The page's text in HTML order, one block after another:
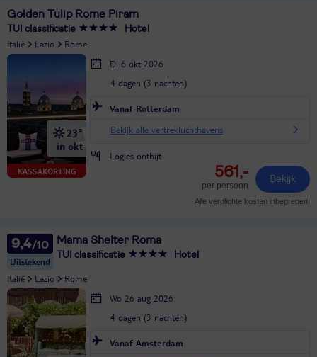
Golden Tulip Rome Piram
TUI classificatie Hotel
Italië Lazio Rome
KASSAKORTING
23°
in okt
Di 6 okt 2026
4 dagen (3 nachten)
Vanaf Rotterdam
Bekijk alle vertrekluchthavens
Logies ontbijt
561,-
per persoon
Bekijk
Alle verplichte kosten inbegrepen!
9,4
Uitstekend
Mama Shelter Roma
TUI classificatie Hotel
Italië Lazio Rome
Wo 26 aug 2026
4 dagen (3 nachten)
Vanaf Amsterdam